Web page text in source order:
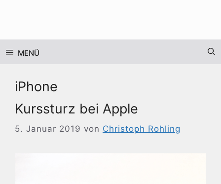
MENÜ
iPhone
Kurssturz bei Apple
5. Januar 2019 von Christoph Rohling